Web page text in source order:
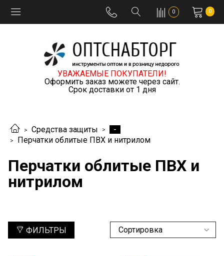
0 0
УВАЖАЕМЫЕ ПОКУПАТЕЛИ!
Оформить заказ можете через сайт.
Срок доставки от 1 дня
Средства защиты
-
Перчатки облитые ПВХ и нитрилом
Перчатки облитые ПВХ и
нитрилом
ФИЛЬТРЫ